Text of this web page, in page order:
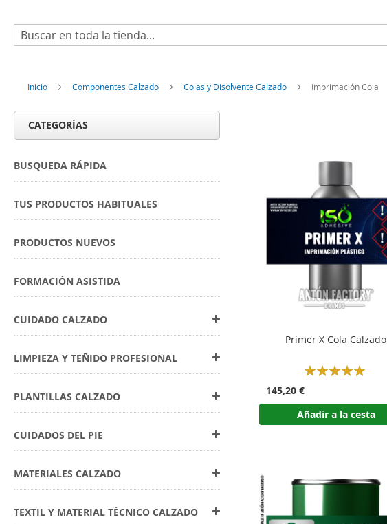
Buscar
Inicio Componentes Calzado Colas y Disolvente Calzado Imprimación Cola
Primer X Cola Calzado
Rating:
145,20 €
Añadir a la cesta
CATEGORÍAS
BUSQUEDA RÁPIDA
TUS PRODUCTOS HABITUALES
PRODUCTOS NUEVOS
FORMACIÓN ASISTIDA
CUIDADO CALZADO
LIMPIEZA Y TEÑIDO PROFESIONAL
PLANTILLAS CALZADO
CUIDADOS DEL PIE
MATERIALES CALZADO
TEXTIL Y MATERIAL TÉCNICO CALZADO